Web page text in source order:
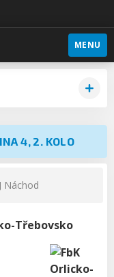
MENU
4, 2. KOLO
Náchod
Třebovsko